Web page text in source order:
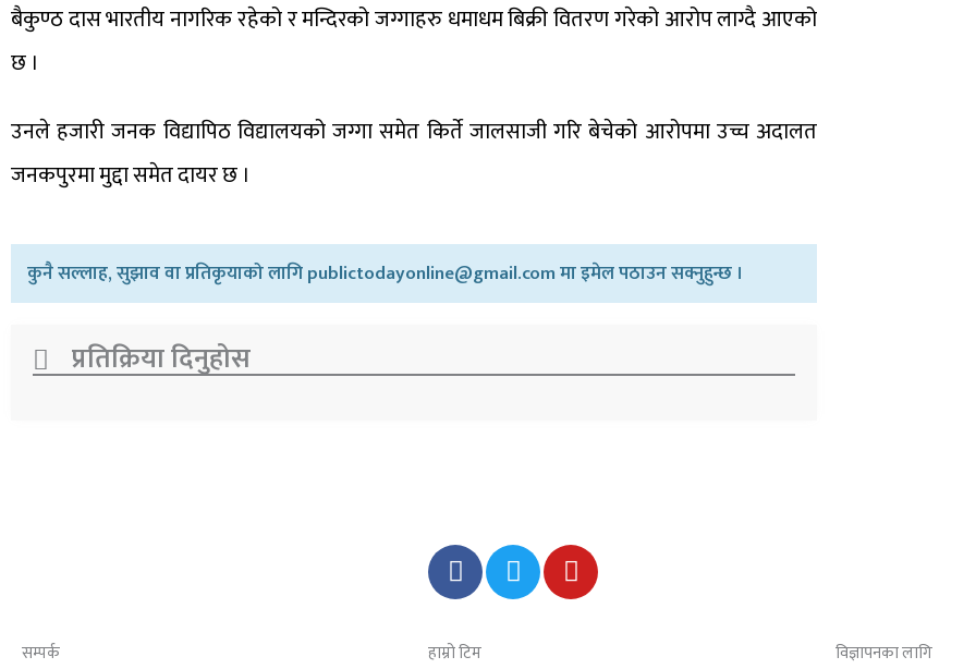
बैकुण्ठ दास भारतीय नागरिक रहेको र मन्दिरको जग्गाहरु धमाधम बिक्री वितरण गरेको आरोप लाग्दै आएको
छ ।
उनले हजारी जनक विद्यापिठ विद्यालयको जग्गा समेत किर्ते जालसाजी गरि बेचेको आरोपमा उच्च अदालत
जनकपुरमा मुद्दा समेत दायर छ ।
कुनै सल्लाह, सुझाव वा प्रतिकृयाको लागि publictodayonline@gmail.com मा इमेल पठाउन सक्नुहुन्छ ।
प्रतिक्रिया दिनुहोस​
F
a
c
e
T
w
i
Y
o
u
सम्पर्क हाम्रो टिम विज्ञापनका लागि